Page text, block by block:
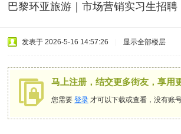
巴黎环亚旅游｜市场营销实习生招聘
发表于 2026-5-16 14:57:26 显示全部楼层
马上注册，结交更多街友，享用
您需要 登录 才可以下载或查看，没有账